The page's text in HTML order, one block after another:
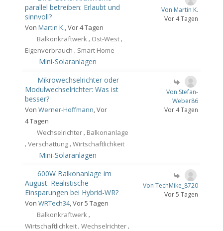
parallel betreiben: Erlaubt und
sinnvoll?
Von Martin K., Vor 4 Tagen
Balkonkraftwerk, Ost-West,
Eigenverbrauch , Smart Home
Mini-Solaranlagen
Von Martin K.
Vor 4 Tagen
Mikrowechselrichter oder
Modulwechselrichter: Was ist
besser?
Von Werner-Hoffmann, Vor
4 Tagen
Wechselrichter, Balkonanlage
, Verschattung , Wirtschaftlichkeit
Mini-Solaranlagen
Von Stefan-
Weber86
Vor 4 Tagen
600W Balkonanlage im
August: Realistische
Einsparungen bei Hybrid-WR?
Von WRTech34, Vor 5 Tagen
Balkonkraftwerk,
Wirtschaftlichkeit , Wechselrichter ,
Von TechMike_8720
Vor 5 Tagen